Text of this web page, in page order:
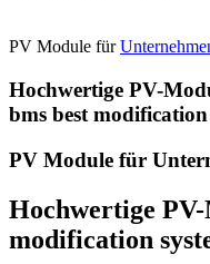
PV Module für
Hochwertige PV-
bms best modification
PV Module für
Hochwertige
modification